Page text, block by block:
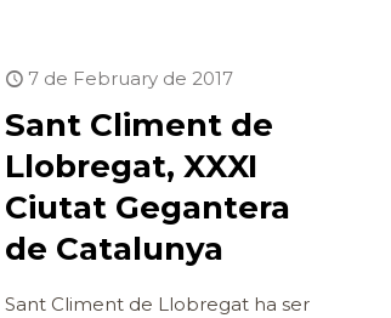
7 de February de 2017
Sant Climent de
Llobregat, XXXI
Ciutat Gegantera
de Catalunya
Sant Climent de Llobregat ha ser